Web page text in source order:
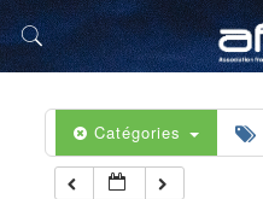
Catégories
5 h 00 min
6 h 00 min